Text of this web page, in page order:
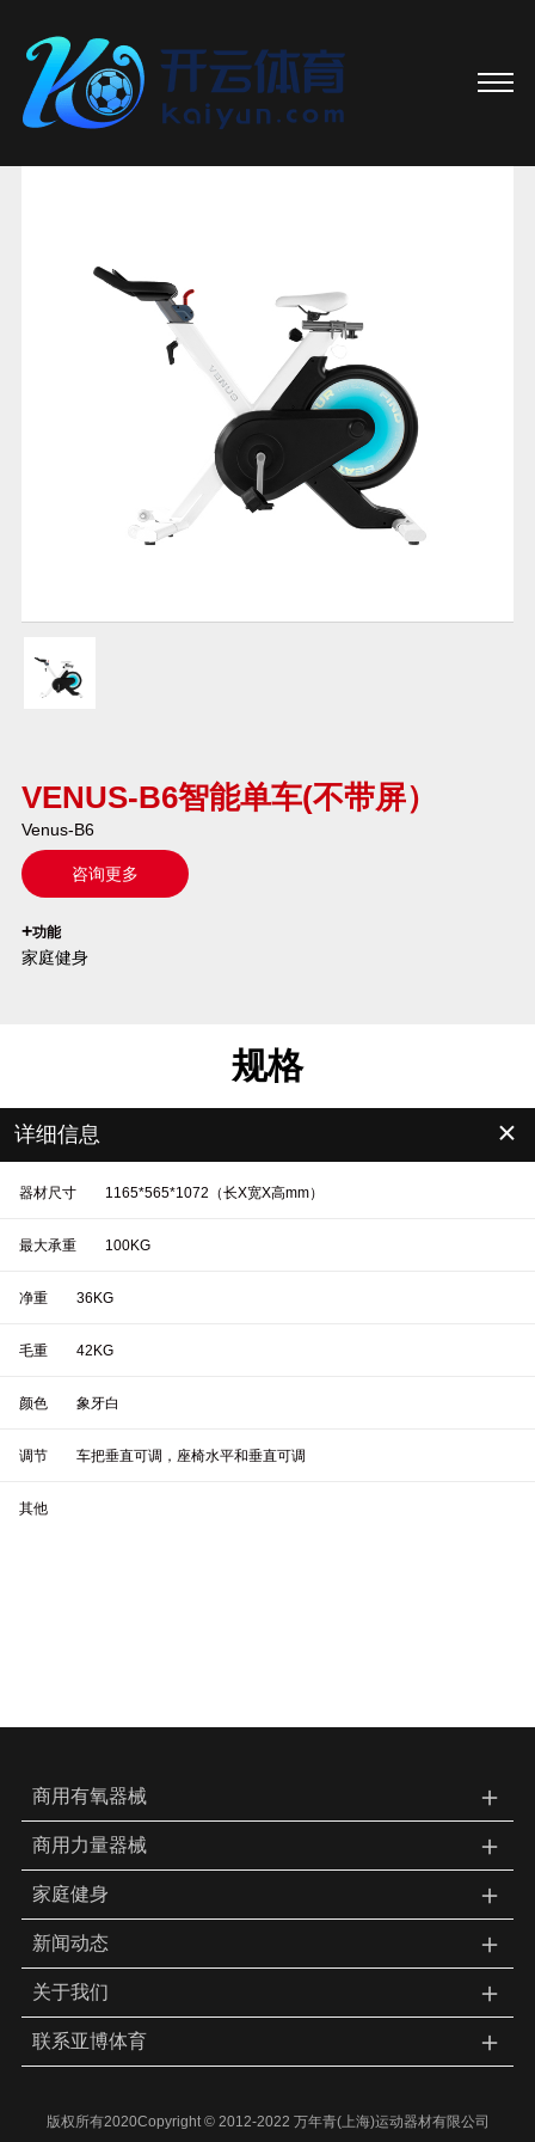
VENUS-B6智能单车(不带屏）
Venus-B6
咨询更多
`
+功能
家庭健身
规格
详细信息 ＋
器材尺寸 1165*565*1072（长X宽X高mm）
最大承重 100KG
净重 36KG
毛重 42KG
颜色 象牙白
调节 车把垂直可调，座椅水平和垂直可调
其他
商用有氧器械 ＋
商用力量器械 ＋
家庭健身 ＋
新闻动态 ＋
关于我们 ＋
联系亚博体育 ＋
版权所有2020Copyright © 2012-2022 万年青(上海)运动器材有限公司